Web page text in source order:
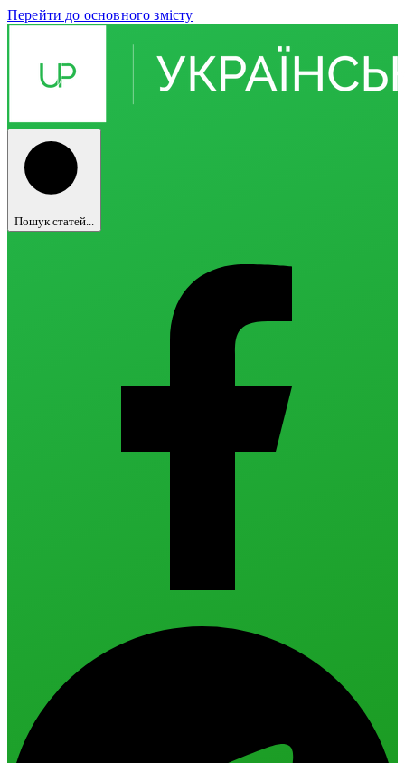
Перейти до основного змісту
Пошук статей...